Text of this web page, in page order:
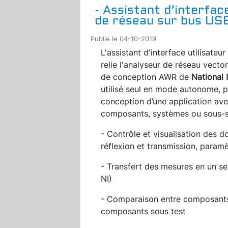
- Assistant
de réseau sur bus
Publié le 04-10-2019
L'assistant d'interface
relie l'analyseur de réseau
de conception AWR de National
utilisé seul en mode autonome,
conception d’une application
composants, systèmes ou
- Contrôle et visualisation des
réflexion et transmission,
- Transfert des mesures en un
NI)
- Comparaison entre
composants sous test